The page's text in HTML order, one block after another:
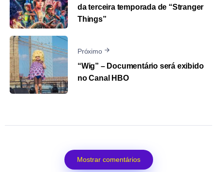
da terceira temporada de “Stranger
Things”
Próximo
“Wig” – Documentário será exibido
no Canal HBO
Mostrar comentários